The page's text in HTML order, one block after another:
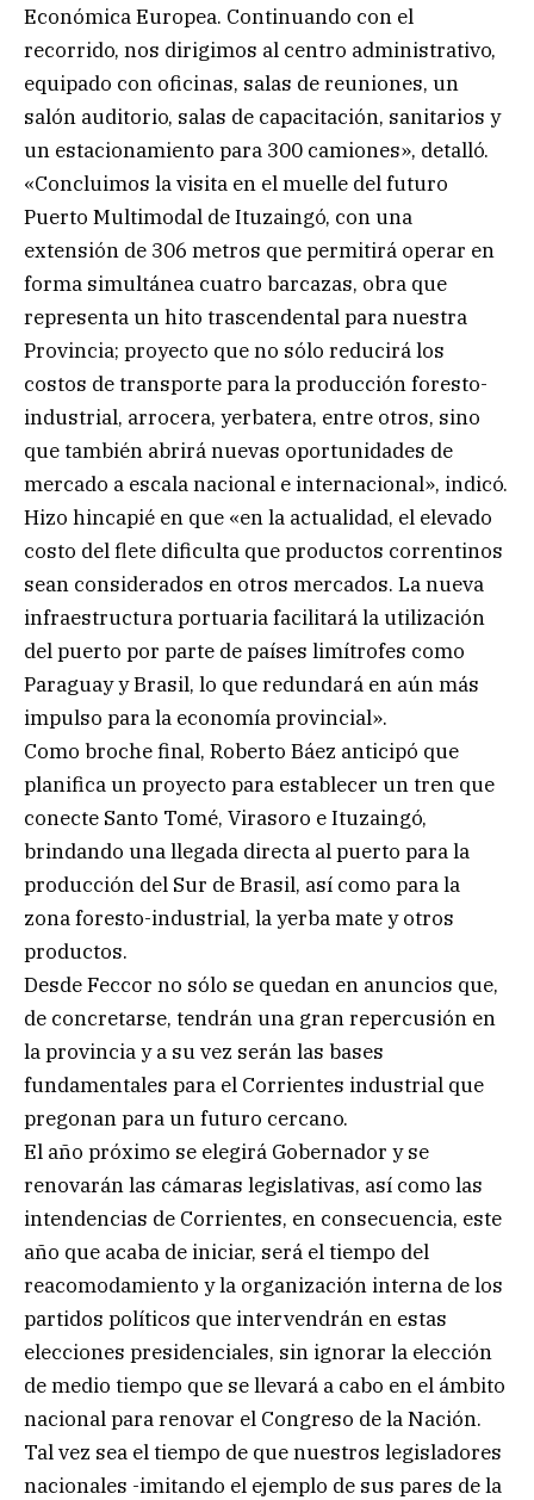
Económica Europea. Continuando con el
recorrido, nos dirigimos al centro administrativo,
equipado con oficinas, salas de reuniones, un
salón auditorio, salas de capacitación, sanitarios y
un estacionamiento para 300 camiones», detalló.
«Concluimos la visita en el muelle del futuro
Puerto Multimodal de Ituzaingó, con una
extensión de 306 metros que permitirá operar en
forma simultánea cuatro barcazas, obra que
representa un hito trascendental para nuestra
Provincia; proyecto que no sólo reducirá los
costos de transporte para la producción foresto-
industrial, arrocera, yerbatera, entre otros, sino
que también abrirá nuevas oportunidades de
mercado a escala nacional e internacional», indicó.
Hizo hincapié en que «en la actualidad, el elevado
costo del flete dificulta que productos correntinos
sean considerados en otros mercados. La nueva
infraestructura portuaria facilitará la utilización
del puerto por parte de países limítrofes como
Paraguay y Brasil, lo que redundará en aún más
impulso para la economía provincial».
Como broche final, Roberto Báez anticipó que
planifica un proyecto para establecer un tren que
conecte Santo Tomé, Virasoro e Ituzaingó,
brindando una llegada directa al puerto para la
producción del Sur de Brasil, así como para la
zona foresto-industrial, la yerba mate y otros
productos.
Desde Feccor no sólo se quedan en anuncios que,
de concretarse, tendrán una gran repercusión en
la provincia y a su vez serán las bases
fundamentales para el Corrientes industrial que
pregonan para un futuro cercano.
El año próximo se elegirá Gobernador y se
renovarán las cámaras legislativas, así como las
intendencias de Corrientes, en consecuencia, este
año que acaba de iniciar, será el tiempo del
reacomodamiento y la organización interna de los
partidos políticos que intervendrán en estas
elecciones presidenciales, sin ignorar la elección
de medio tiempo que se llevará a cabo en el ámbito
nacional para renovar el Congreso de la Nación.
Tal vez sea el tiempo de que nuestros legisladores
nacionales -imitando el ejemplo de sus pares de la